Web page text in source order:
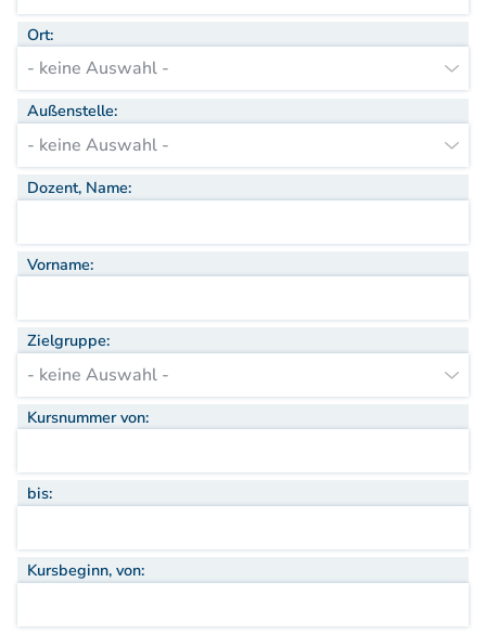
Kinesio-Sport-Taping
Krankengymnastik am Gerät
CMD
PNE - Pain Neuroscience Education
Fortbildung - Osteopathie
Grundprogramm
Einführung
Integration
MFR/Lymphatics
BLT/LAS
Aufbauprogramm
Craniale Osteopathie II
Sportosteopathie I - Einführung
Postgraduate-Programm
Ort:
Außenstelle:
Dozent, Name:
Vorname:
Zielgruppe:
Kursnummer von:
bis:
Kursbeginn, von: